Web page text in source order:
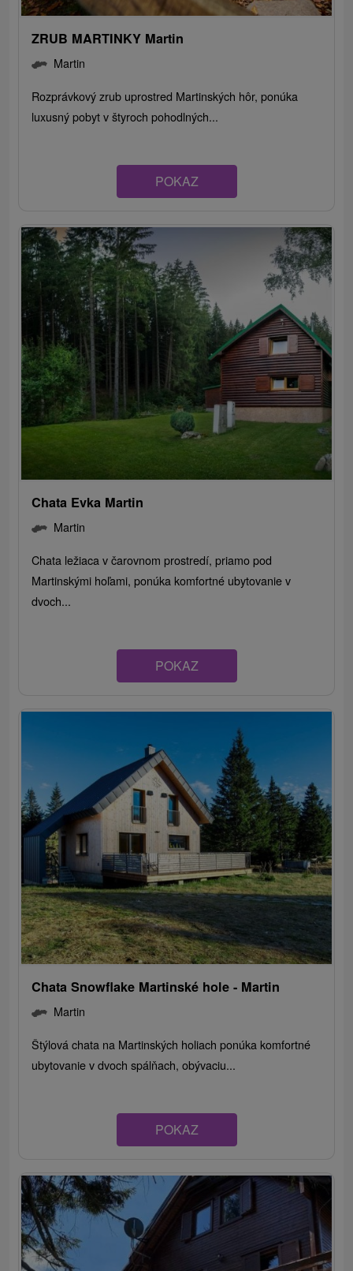
ZRUB MARTINKY Martin
Martin
Rozprávkový zrub uprostred Martinských hôr, ponúka
luxusný pobyt v štyroch pohodlných...
POKAZ
Chata Evka Martin
Martin
Chata ležiaca v čarovnom prostredí, priamo pod
Martinskými hoľami, ponúka komfortné ubytovanie v
dvoch...
POKAZ
Chata Snowflake Martinské hole - Martin
Martin
Štýlová chata na Martinských holiach ponúka komfortné
ubytovanie v dvoch spálňach, obývaciu...
POKAZ